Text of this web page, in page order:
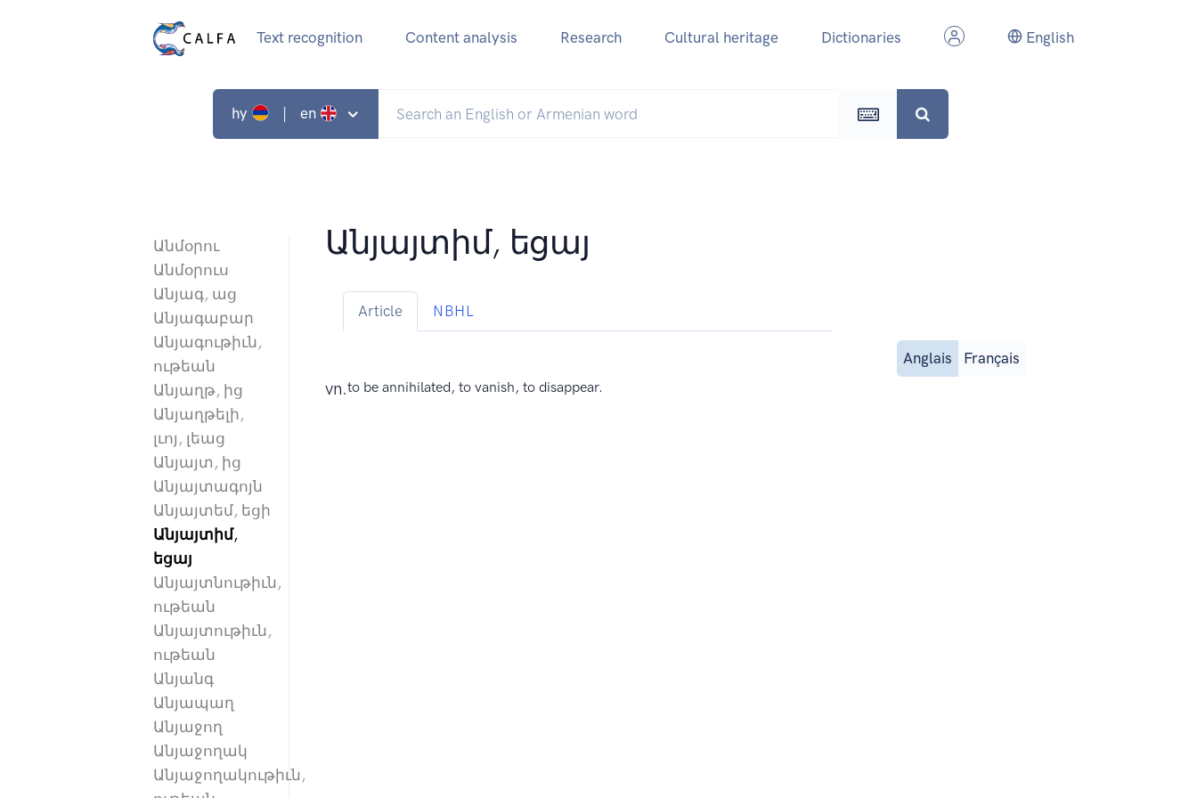
Text recognition Content analysis Research Cultural heritage Dictionaries English
hy | en
Անմօրու
Անմօրուս
Անյագ, աց
Անյագաբար
Անյագութիւն,
ութեան
Անյաղթ, ից
Անյաղթելի,
լւոյ, լեաց
Անյայտ, ից
Անյայտագոյն
Անյայտեմ, եցի
Անյայտիմ,
եցայ
Անյայտնութիւն,
ութեան
Անյայտութիւն,
ութեան
Անյանգ
Անյապաղ
Անյաջող
Անյաջողակ
Անյաջողակութիւն,
Անյայտիմ, եցայ
Article NBHL
Anglais Français
vn.to be annihilated, to vanish, to disappear.